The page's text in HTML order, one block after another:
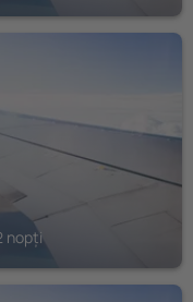
nopți